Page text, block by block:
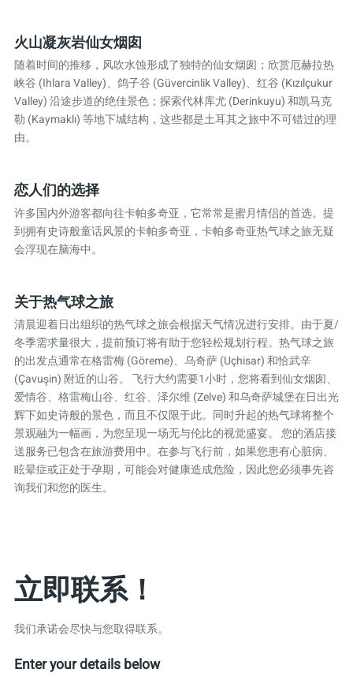
火山凝灰岩仙女烟囱
随着时间的推移，风吹水蚀形成了独特的仙女烟囱；欣赏厄赫拉热
峡谷 (Ihlara Valley)、鸽子谷 (Güvercinlik Valley)、红谷 (Kızılçukur
Valley) 沿途步道的绝佳景色；探索代林库尤 (Derinkuyu) 和凯马克
勒 (Kaymaklı) 等地下城结构，这些都是土耳其之旅中不可错过的理
由。
恋人们的选择
许多国内外游客都向往卡帕多奇亚，它常常是蜜月情侣的首选。提
到拥有史诗般童话风景的卡帕多奇亚，卡帕多奇亚热气球之旅无疑
会浮现在脑海中。
关于热气球之旅
清晨迎着日出组织的热气球之旅会根据天气情况进行安排。由于夏/
冬季需求量很大，提前预订将有助于您轻松规划行程。热气球之旅
的出发点通常在格雷梅 (Göreme)、乌奇萨 (Uçhisar) 和恰武辛
(Çavuşin) 附近的山谷。 飞行大约需要1小时，您将看到仙女烟囱、
爱情谷、格雷梅山谷、红谷、泽尔维 (Zelve) 和乌奇萨城堡在日出光
辉下如史诗般的景色，而且不仅限于此。同时升起的热气球将整个
景观融为一幅画，为您呈现一场无与伦比的视觉盛宴。 您的酒店接
送服务已包含在旅游费用中。在参与飞行前，如果您患有心脏病、
眩晕症或正处于孕期，可能会对健康造成危险，因此您必须事先咨
询我们和您的医生。
立即联系！
我们承诺会尽快与您取得联系。
Enter your details below